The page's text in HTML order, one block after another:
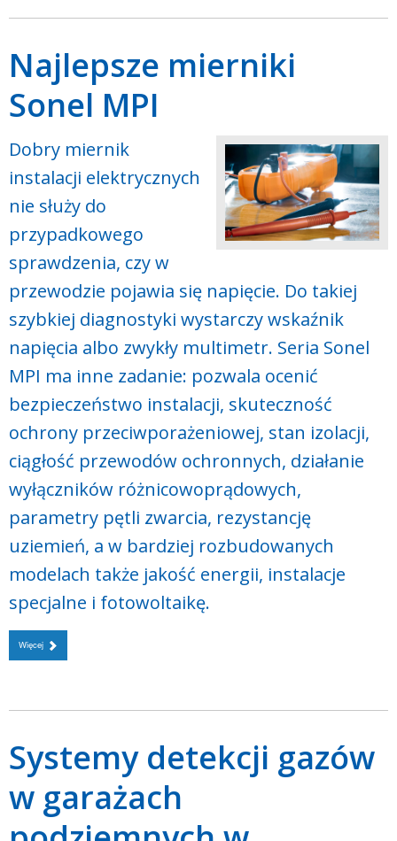
Najlepsze mierniki
Sonel MPI
Dobry miernik
instalacji elektrycznych
nie służy do
przypadkowego
sprawdzenia, czy w
przewodzie pojawia się napięcie. Do takiej
szybkiej diagnostyki wystarczy wskaźnik
napięcia albo zwykły multimetr. Seria Sonel
MPI ma inne zadanie: pozwala ocenić
bezpieczeństwo instalacji, skuteczność
ochrony przeciwporażeniowej, stan izolacji,
ciągłość przewodów ochronnych, działanie
wyłączników różnicowoprądowych,
parametry pętli zwarcia, rezystancję
uziemień, a w bardziej rozbudowanych
modelach także jakość energii, instalacje
specjalne i fotowoltaikę.
Więcej
Systemy detekcji gazów
w garażach